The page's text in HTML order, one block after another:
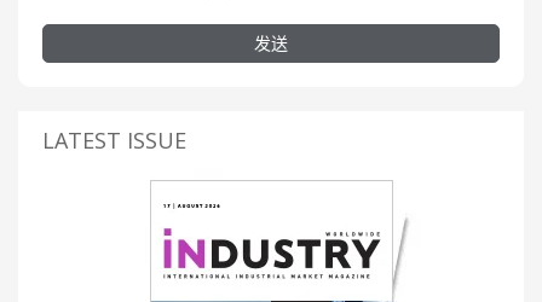
发送
LATEST ISSUE